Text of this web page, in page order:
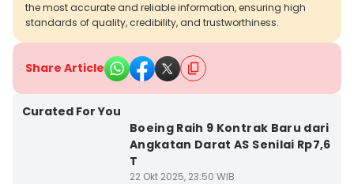
the most accurate and reliable information, ensuring high
standards of quality, credibility, and trustworthiness.
Share Article
Curated For You
Boeing Raih 9 Kontrak Baru dari
Angkatan Darat AS Senilai Rp7,6
T
22 Okt 2025, 23:50 WIB